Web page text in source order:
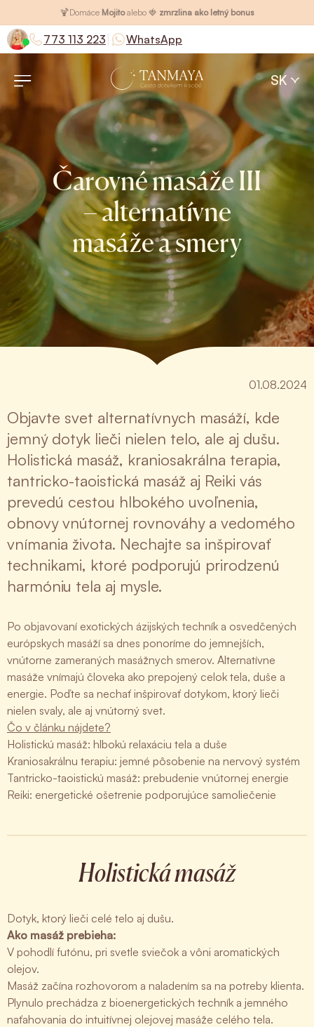
🍹Domáce Mojitoalebo 🍓 zmrzlina ako letný bonus
773 113 223 WhatsApp
SK
Čarovné masáže III
– alternatívne
masáže a smery
01.08.2024
Objavte svet alternatívnych masáží, kde
jemný dotyk lieči nielen telo, ale aj dušu.
Holistická masáž, kraniosakrálna terapia,
tantricko-taoistická masáž aj Reiki vás
prevedú cestou hlbokého uvoľnenia,
obnovy vnútornej rovnováhy a vedomého
vnímania života. Nechajte sa inšpirovať
technikami, ktoré podporujú prirodzenú
harmóniu tela aj mysle.
Po objavovaní exotických ázijských techník a osvedčených
európskych masáží sa dnes ponoríme do jemnejších,
vnútorne zameraných masážnych smerov. Alternatívne
masáže vnímajú človeka ako prepojený celok tela, duše a
energie. Poďte sa nechať inšpirovať dotykom, ktorý lieči
nielen svaly, ale aj vnútorný svet.
Čo v článku nájdete?
Holistickú masáž: hlbokú relaxáciu tela a duše
Kraniosakrálnu terapiu: jemné pôsobenie na nervový systém
Tantricko-taoistickú masáž: prebudenie vnútornej energie
Reiki: energetické ošetrenie podporujúce samoliečenie
Holistická masáž
Dotyk, ktorý lieči celé telo aj dušu.
Ako masáž prebieha:
V pohodlí futónu, pri svetle sviečok a vôni aromatických
olejov.
Masáž začína rozhovorom a naladením sa na potreby klienta.
Plynulo prechádza z bioenergetických techník a jemného
naťahovania do intuitívnej olejovej masáže celého tela.